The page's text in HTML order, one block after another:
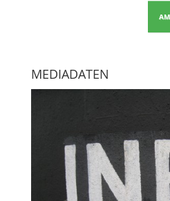
MEDIADATEN